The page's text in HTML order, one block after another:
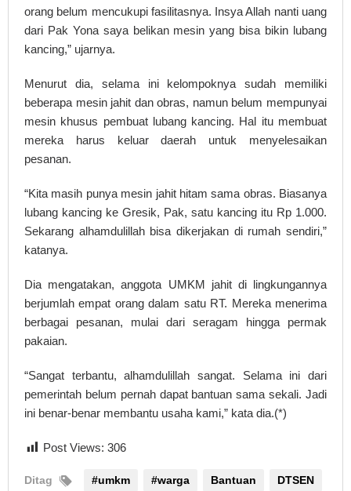
orang belum mencukupi fasilitasnya. Insya Allah nanti uang
dari Pak Yona saya belikan mesin yang bisa bikin lubang
kancing,” ujarnya.
Menurut dia, selama ini kelompoknya sudah memiliki
beberapa mesin jahit dan obras, namun belum mempunyai
mesin khusus pembuat lubang kancing. Hal itu membuat
mereka harus keluar daerah untuk menyelesaikan
pesanan.
“Kita masih punya mesin jahit hitam sama obras. Biasanya
lubang kancing ke Gresik, Pak, satu kancing itu Rp 1.000.
Sekarang alhamdulillah bisa dikerjakan di rumah sendiri,”
katanya.
Dia mengatakan, anggota UMKM jahit di lingkungannya
berjumlah empat orang dalam satu RT. Mereka menerima
berbagai pesanan, mulai dari seragam hingga permak
pakaian.
“Sangat terbantu, alhamdulillah sangat. Selama ini dari
pemerintah belum pernah dapat bantuan sama sekali. Jadi
ini benar-benar membantu usaha kami,” kata dia.(*)
Post Views: 306
Ditag #umkm #warga Bantuan DTSEN